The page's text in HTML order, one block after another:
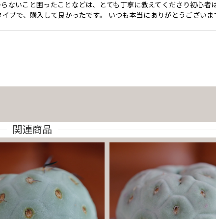
ないこと困ったことなどは、とても丁寧に教えてくださり初心者
プで、購入して良かったです。 いつも本当にありがとうございま
ア
関連商品